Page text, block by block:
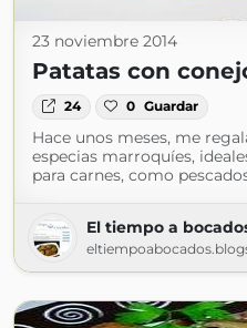
23 noviembre 2014
Patatas con
24 0 Guardar
Hace unos meses, me
especias marroquíes,
para carnes, como
El tiempo a